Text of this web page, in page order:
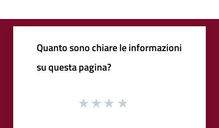
Quanto sono chiare le informazioni
su questa pagina?